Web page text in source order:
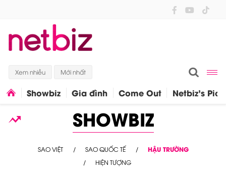
Xem nhiều Mới nhất
Showbiz Gia đình Come Out Netbiz's Pick
SHOWBIZ
SAO VIỆT SAO QUỐC TẾ
HẬU TRƯỜNG
HIỆN TƯỢNG